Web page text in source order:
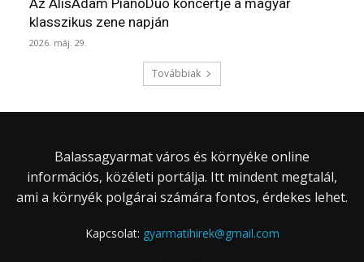
Az AlisAdam PianoDuo koncertje a magyar
klasszikus zene napján
2026. máj. 29.
Továbbiak
Balassagyarmat város és környéke online
információs, közéleti portálja. Itt mindent megtalál,
ami a környék polgárai számára fontos, érdekes lehet.
Kapcsolat: gyarmatihirek@gmail.com